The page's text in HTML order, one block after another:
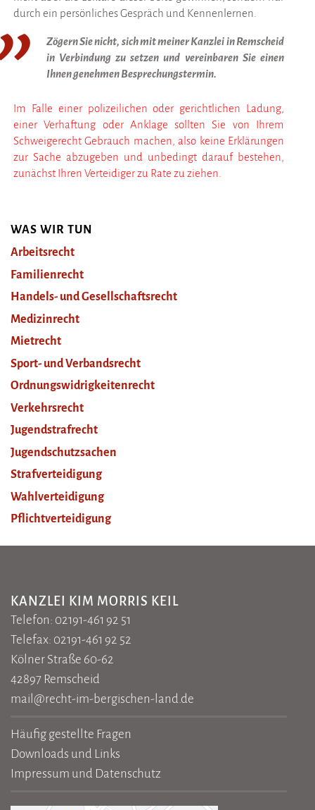
durch ein persönliches Gespräch und Kennenlernen.
Zögern Sie nicht, sich mit meiner Kanzlei in Remscheid
in Verbindung zu setzen und vereinbaren Sie einen
Ihnen genehmen Besprechungstermin.
Im Falle einer polizeilichen oder gerichtlichen Ladung,
einer Verhaftung oder Anklage sollten Sie von Ihrem
Schweigerecht Gebrauch machen, also keine Erklärungen
zur Sache abzugeben und unbedingt darauf bestehen,
zunächst Ihren Verteidiger zu Rate zu ziehen.
WAS WIR TUN
Arbeitsrecht
Familienrecht
Handels- und Gesellschaftsrecht
Medizinrecht
Mietrecht
Sport- und Verbandsrecht
Ordnungswidrigkeitenrecht
Verkehrsrecht
Jugendstrafrecht
Jugendschutzsachen
Strafverteidigung
Wahlverteidigung
Pflichtverteidigung
KANZLEI KIM MORRIS KEIL
Telefon: 02191-461 92 51
Telefax: 02191-461 92 52
Kölner Straße 60-62
42897 Remscheid
mail@recht-im-bergischen-land.de
Häufig gestellte Fragen
Downloads und Links
Impressum und Datenschutz